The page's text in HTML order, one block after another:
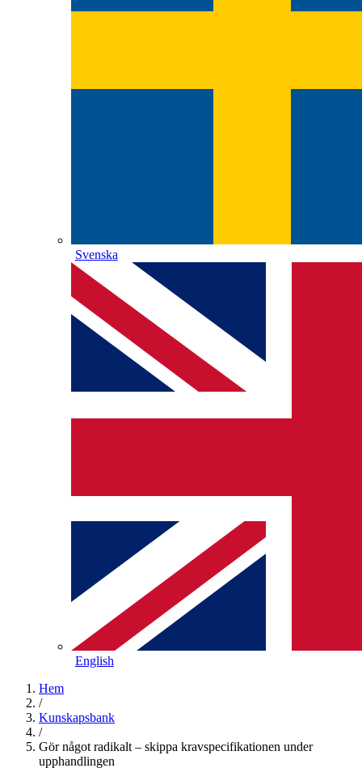
Svenska
English
Hem
/
Kunskapsbank
/
Gör något radikalt – skippa kravspecifikationen under
upphandlingen